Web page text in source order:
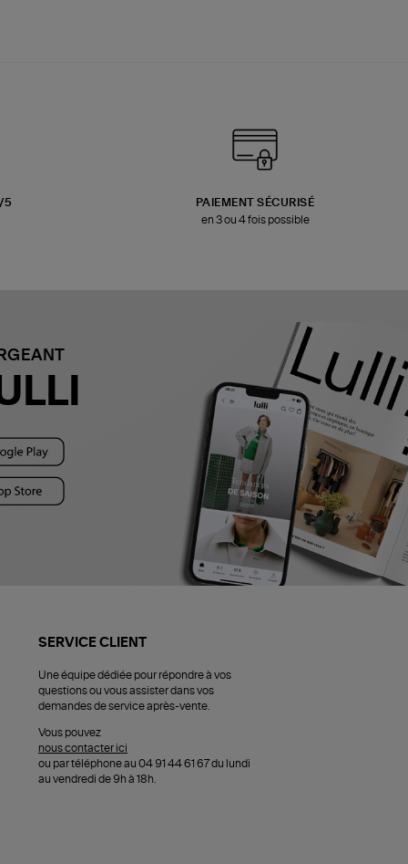
5
PAIEMENT SÉCURISÉ
en 3 ou 4 fois possible
SERVICE CLIENT
Une équipe dédiée pour répondre à vos
questions ou vous assister dans vos
demandes de service après-vente.
Vous pouvez
nous contacter ici
ou par téléphone au 04 91 44 61 67 du lundi
au vendredi de 9h à 18h.